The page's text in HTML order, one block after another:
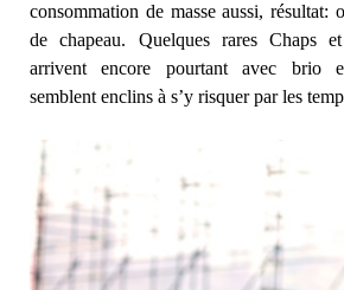
consommation de masse aussi, résultat:
de chapeau. Quelques rares Chaps
arrivent encore pourtant avec brio
semblent enclins à s’y risquer par les